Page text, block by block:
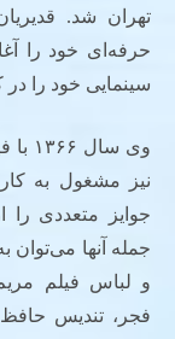
سینمایی خود را در
وی سال ۱۳۶۶ با فیلم
نیز مشغول به
جوایز متعددی را
جمله آنها می‌توان
و لباس فیلم
فجر، تندیس